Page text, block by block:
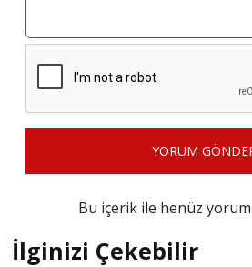
YORUM
Bu içerik ile henüz yorum
İlginizi Çekebilir